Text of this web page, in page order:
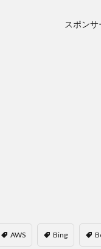
スポンサ
AWS Bing